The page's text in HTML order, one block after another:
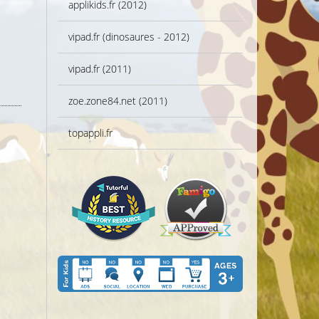
applikids.fr (2012)
vipad.fr (dinosaures - 2012)
vipad.fr (2011)
zoe.zone84.net (2011)
topappli.fr